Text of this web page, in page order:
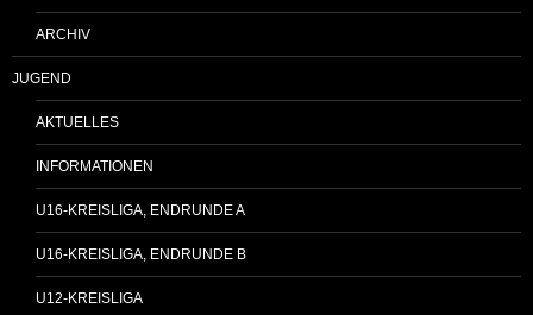
ARCHIV
JUGEND
AKTUELLES
INFORMATIONEN
U16-KREISLIGA, ENDRUNDE A
U16-KREISLIGA, ENDRUNDE B
U12-KREISLIGA